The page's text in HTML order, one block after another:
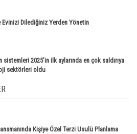
Dilediğiniz Yerden Yönetin
2025’in ilk aylarında en çok saldırıya
sektörleri oldu
Kişiye Özel Terzi Usulü Planlama